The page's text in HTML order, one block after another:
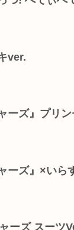
ver.
ーズ』プリ
ーズ』×いら
ーズ スーツ